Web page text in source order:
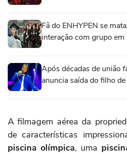
Fã do ENHYPEN se
interação com grupo
Após décadas de união
anuncia saída do filho
A filmagem aérea da
de características
piscina olímpica, uma